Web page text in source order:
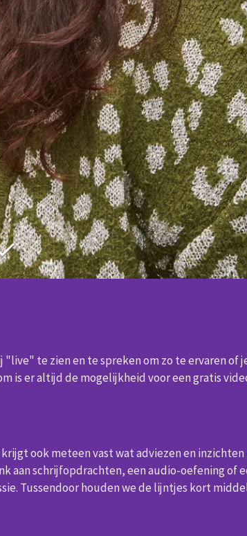
te zien en te spreken om zo te ervaren of
is er altijd de mogelijkheid voor een gratis
ook meteen vast wat adviezen en inzichten
aan schrijfopdrachten, een audio-oefening of
Tussendoor houden we de lijntjes kort